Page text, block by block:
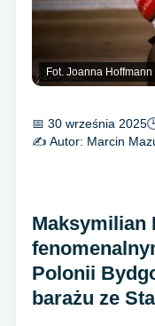
Fot. Joanna Hoffmann
📅 30 września 2025
✍️ Autor: Marcin
Maksymilian
Polonii
barażu ze